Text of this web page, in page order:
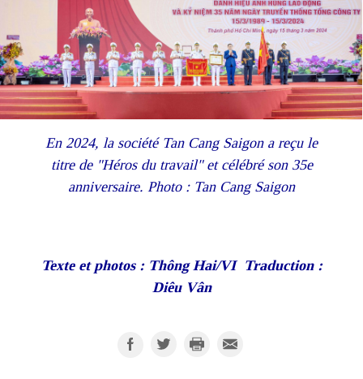
En 2024, la société Tan Cang Saigon a reçu le
titre de "Héros du travail" et célébré son 35e
anniversaire. Photo : Tan Cang Saigon
Texte et photos : Thông Hai/VI Traduction :
Diêu Vân